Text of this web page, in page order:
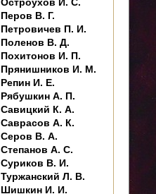
Перов В. Г.
Петровичев П. И.
Поленов В. Д.
Похитонов И. П.
Прянишников И. М.
Репин И. Е.
Рябушкин А. П.
Савицкий К. А.
Саврасов А. К.
Серов В. А.
Степанов А. С.
Суриков В. И.
Туржанский Л. В.
Шишкин И. И.